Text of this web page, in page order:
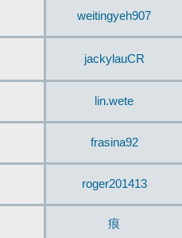
weitingyeh907
jackylauCR
lin.wete
frasina92
roger201413
痕